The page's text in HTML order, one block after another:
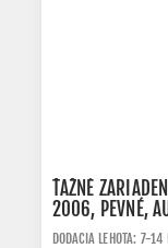
ŤAŽNÉ
2006, PEVNÉ,
DODACIA LEHOTA: 7-14